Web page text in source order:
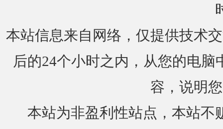
本站信息来自网络，仅提供技术
后的24个小时之内，从您的电
容，说明
本站为非盈利性站点，本站不